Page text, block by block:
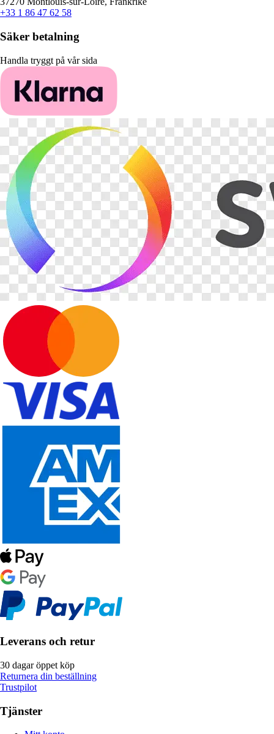
+33 1 86 47 62 58
Säker betalning
Handla tryggt på vår sida
Leverans och retur
30 dagar öppet köp
Returnera din beställning
Trustpilot
Tjänster